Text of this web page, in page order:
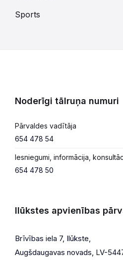
Sports
Noderīgi tālruņa numuri
Pārvaldes vadītāja
654 478 54
Iesniegumi, informācija,
654 478 50
Ilūkstes apvienības
Brīvības iela 7, Ilūkste,
Augšdaugavas novads, LV-